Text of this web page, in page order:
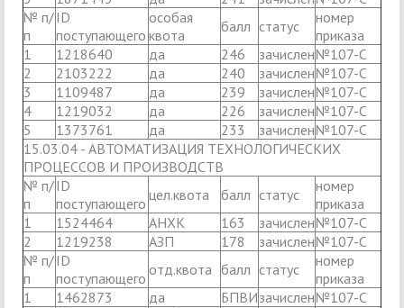
№ п/
п
ID
поступающего
особая
квота
балл статус
номер
приказа
1
1218640 да 246 зачислен№107-С
2
2103222 да 240 зачислен№107-С
3
1109487 да 239 зачислен№107-С
4
1219032 да 226 зачислен№107-С
5
1373761 да 233 зачислен№107-С
15.03.04 - АВТОМАТИЗАЦИЯ ТЕХНОЛОГИЧЕСКИХ
ПРОЦЕССОВ И ПРОИЗВОДСТВ
№ п/
п
ID
поступающего цел.квота балл статус
номер
приказа
1
1524464 АНХК 163 зачислен№107-С
2
1219238 АЗП 178 зачислен№107-С
№ п/
п
ID
поступающего отд.квота балл статус
номер
приказа
1
1462873 да БПВИзачислен№107-С